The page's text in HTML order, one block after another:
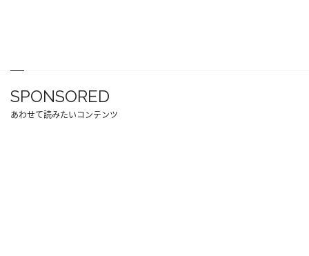
SPONSORED
あわせて読みたいコンテンツ